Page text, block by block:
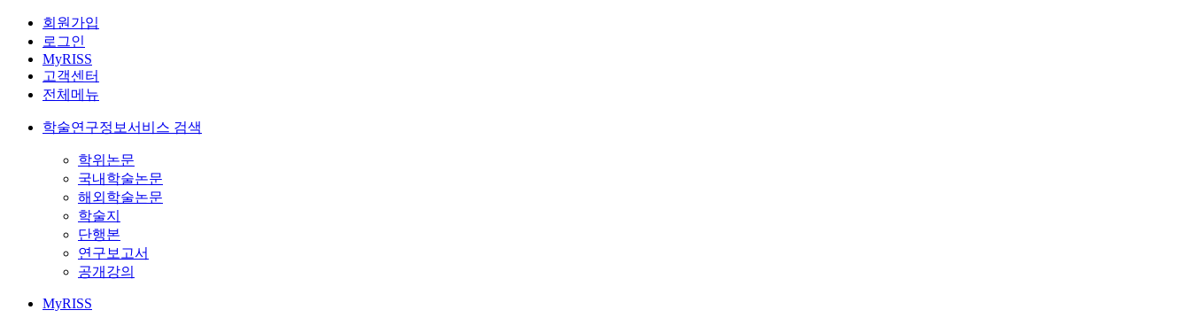
회원가입
로그인
MyRISS
고객센터
전체메뉴
학술연구정보서비스 검색
학위논문
국내학술논문
해외학술논문
학술지
단행본
연구보고서
공개강의
MyRISS